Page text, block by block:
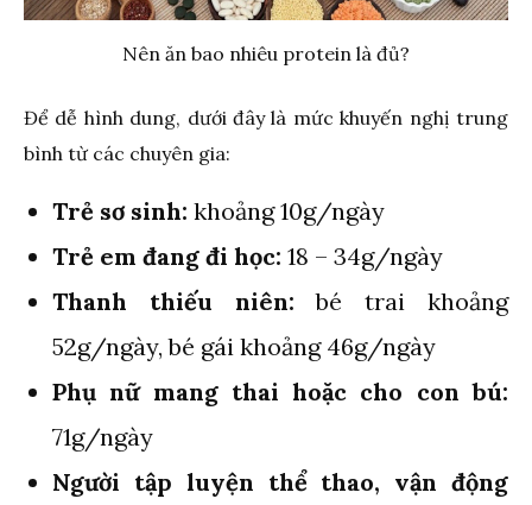
Nên ăn bao nhiêu protein là đủ?
Để dễ hình dung, dưới đây là mức khuyến nghị trung
bình từ các chuyên gia:
Trẻ sơ sinh: khoảng 10g/ngày
Trẻ em đang đi học: 18 – 34g/ngày
Thanh thiếu niên: bé trai khoảng
52g/ngày, bé gái khoảng 46g/ngày
Phụ nữ mang thai hoặc cho con bú:
71g/ngày
Người tập luyện thể thao, vận động